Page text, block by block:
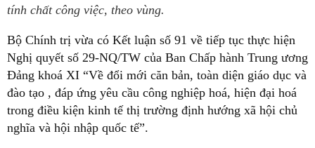
tính chất công việc, theo vùng.
Bộ Chính trị vừa có Kết luận số 91 về tiếp tục thực hiện
Nghị quyết số 29-NQ/TW của Ban Chấp hành Trung ương
Đảng khoá XI “Về đổi mới căn bản, toàn diện giáo dục và
đào tạo , đáp ứng yêu cầu công nghiệp hoá, hiện đại hoá
trong điều kiện kinh tế thị trường định hướng xã hội chủ
nghĩa và hội nhập quốc tế”.